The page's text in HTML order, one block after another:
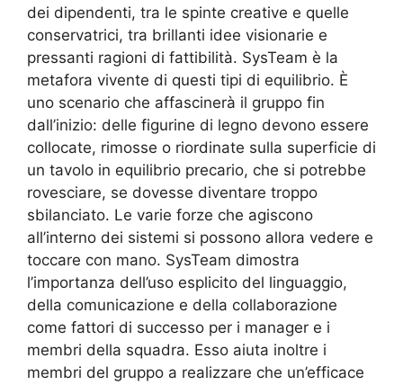
dei dipendenti, tra le spinte creative e quelle
conservatrici, tra brillanti idee visionarie e
pressanti ragioni di fattibilità. SysTeam è la
metafora vivente di questi tipi di equilibrio. È
uno scenario che affascinerà il gruppo fin
dall’inizio: delle figurine di legno devono essere
collocate, rimosse o riordinate sulla superficie di
un tavolo in equilibrio precario, che si potrebbe
rovesciare, se dovesse diventare troppo
sbilanciato. Le varie forze che agiscono
all’interno dei sistemi si possono allora vedere e
toccare con mano. SysTeam dimostra
l’importanza dell’uso esplicito del linguaggio,
della comunicazione e della collaborazione
come fattori di successo per i manager e i
membri della squadra. Esso aiuta inoltre i
membri del gruppo a realizzare che un’efficace